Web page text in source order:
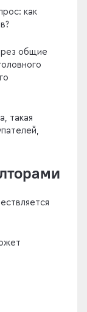
как
общие
такая